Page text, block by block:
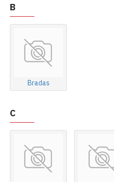
B
Bradas
C